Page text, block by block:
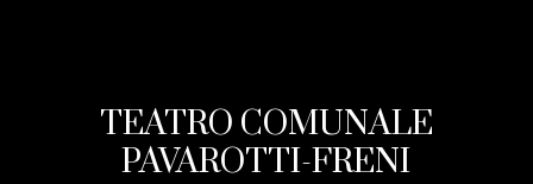
TEATRO COMUNALE
PAVAROTTI-FRENI